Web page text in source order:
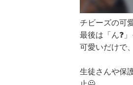
チビーズの可
最後は「ん❓
可愛いだけで
生徒さんや保